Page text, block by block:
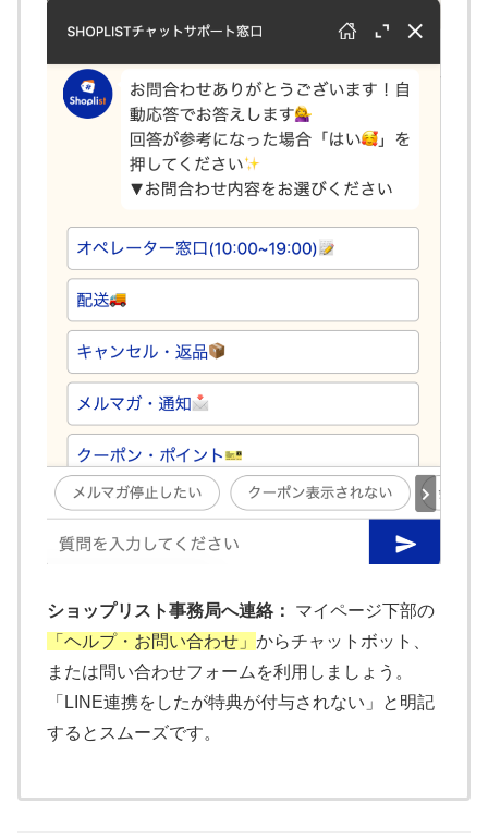
ショップリスト事務局へ連絡：
マイページ下部の
「ヘルプ・お問い合わせ」 からチャットボット、
または問い合わせフォームを利用しましょう。
「LINE連携をしたが特典が付与されない」と明記
するとスムーズです。